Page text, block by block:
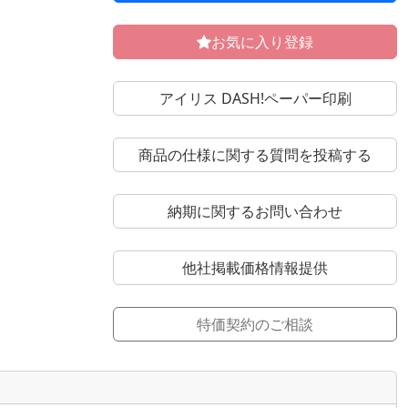
お気に入り登録
アイリス DASH!ペーパー印刷
商品の仕様に関する質問を投稿する
納期に関するお問い合わせ
他社掲載価格情報提供
特価契約のご相談